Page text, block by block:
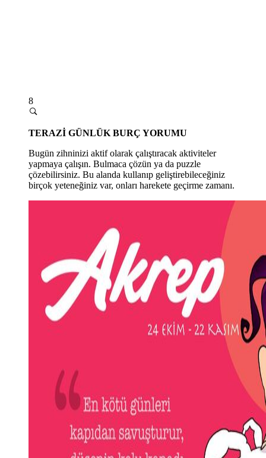
8
TERAZİ GÜNLÜK BURÇ YORUMU
Bugün zihninizi aktif olarak çalıştıracak aktiviteler
yapmaya çalışın. Bulmaca çözün ya da puzzle
çözebilirsiniz. Bu alanda kullanıp geliştirebileceğiniz
birçok yeteneğiniz var, onları harekete geçirme zamanı.